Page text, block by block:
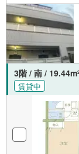
3階 / 南 / 19.44m
賃貸中